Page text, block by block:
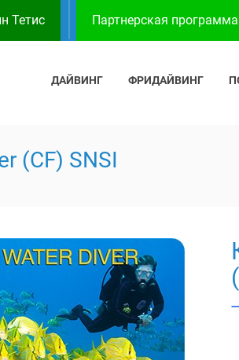
Тетис Партнерская
ДАЙВИНГ ФРИДАЙВИНГ
(CF) SNSI